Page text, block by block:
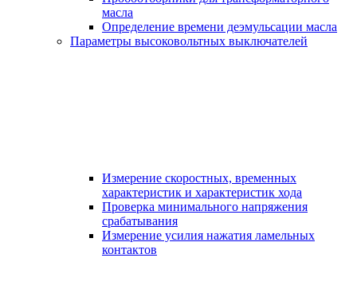
масла
Определение времени деэмульсации масла
Параметры высоковольтных выключателей
Измерение скоростных, временных
характеристик и характеристик хода
Проверка минимального напряжения
срабатывания
Измерение усилия нажатия ламельных
контактов